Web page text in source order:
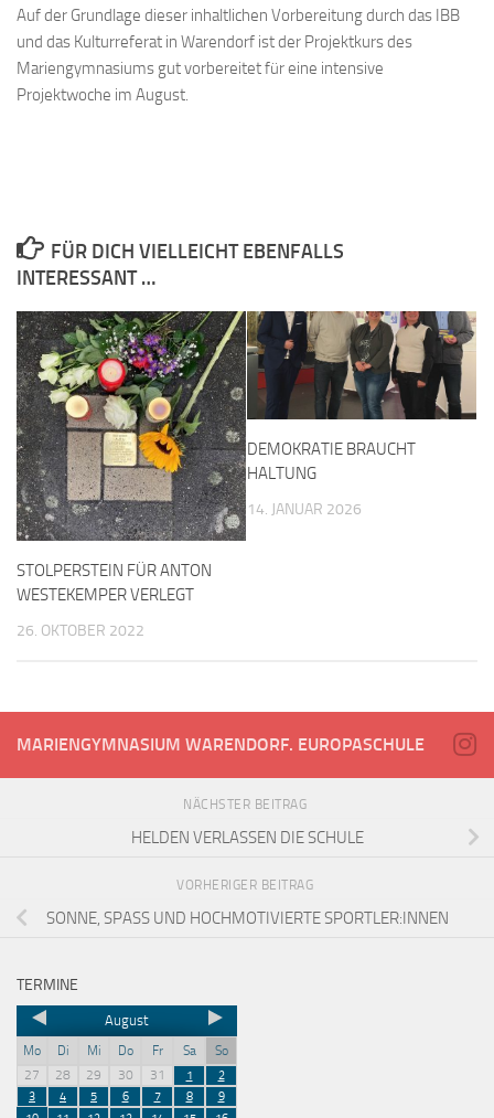
Auf der Grundlage dieser inhaltlichen Vorbereitung durch das IBB
und das Kulturreferat in Warendorf ist der Projektkurs des
Mariengymnasiums gut vorbereitet für eine intensive
Projektwoche im August.
FÜR DICH VIELLEICHT EBENFALLS
INTERESSANT …
STOLPERSTEIN FÜR ANTON
WESTEKEMPER VERLEGT
26. OKTOBER 2022
DEMOKRATIE BRAUCHT
HALTUNG
14. JANUAR 2026
MARIENGYMNASIUM WARENDORF. EUROPASCHULE
NÄCHSTER BEITRAG
HELDEN VERLASSEN DIE SCHULE
VORHERIGER BEITRAG
SONNE, SPASS UND HOCHMOTIVIERTE SPORTLER:INNEN
TERMINE
August
Mo Di Mi Do Fr Sa
So
27
28 29 30 31 1
2
3
4 5 6 7 8
9